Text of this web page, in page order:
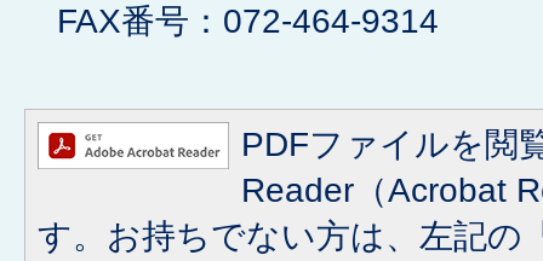
FAX番号：072-464-9314
PDFファイルを閲
Reader（Acrobat
す。お持ちでない方は、左記の